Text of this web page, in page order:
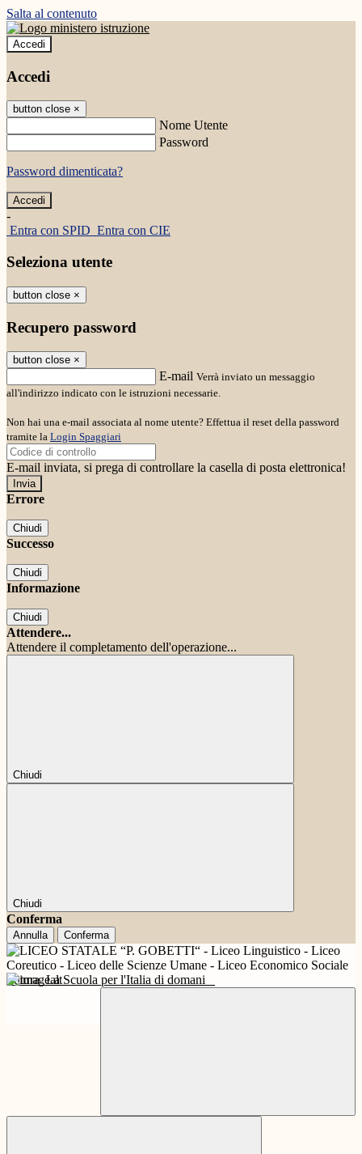
Salta al contenuto
Accedi
Accedi
button close ×
Nome Utente
Password
Password dimenticata?
-
Entra con SPID Entra con CIE
Seleziona utente
button close ×
Recupero password
button close ×
E-mail Verrà inviato un messaggio
all'indirizzo indicato con le istruzioni necessarie.
Non hai una e-mail associata al nome utente? Effettua il reset della password
tramite la Login Spaggiari
E-mail inviata, si prega di controllare la casella di posta elettronica!
Errore
Chiudi
Successo
Chiudi
Informazione
Chiudi
Attendere...
Attendere il completamento dell'operazione...
Chiudi
Chiudi
Conferma
Annulla Conferma
Futura La Scuola per l'Italia di domani